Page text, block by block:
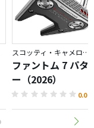
スコッティ・キャメロン／PHANTOM
ファントム 7 パタ
ー（2026）
0.0